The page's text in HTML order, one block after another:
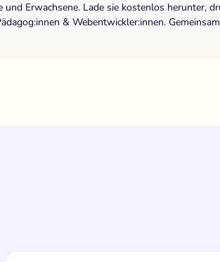
Erwachsene. Lade sie kostenlos herunter,
& Webentwickler:innen.